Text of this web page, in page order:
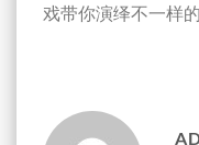
戏带你演绎不一样